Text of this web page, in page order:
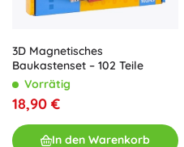
3D Magnetisches
Baukastenset – 102 Teile
Vorrätig
18,90 €
In den Warenkorb